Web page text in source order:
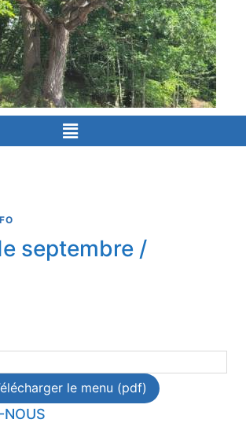
septembre /
le menu (pdf)
NOUS